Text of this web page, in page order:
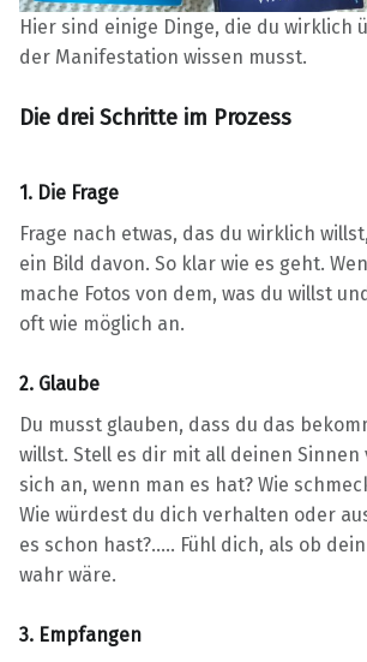
Hier sind einige Dinge, die du wirklich
der Manifestation wissen musst.
Die drei Schritte im Prozess
1. Die Frage
Frage nach etwas, das du wirklich
ein Bild davon. So klar wie es geht.
mache Fotos von dem, was du willst
oft wie möglich an.
2. Glaube
Du musst glauben, dass du das
willst. Stell es dir mit all deinen Sinnen
sich an, wenn man es hat? Wie
Wie würdest du dich verhalten oder
es schon hast?….. Fühl dich, als ob
wahr wäre.
3. Empfangen